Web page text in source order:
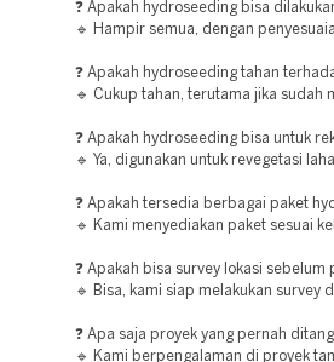
❓ Apakah hydroseeding bisa
🔹 Hampir semua, dengan
❓ Apakah hydroseeding tahan
🔹 Cukup tahan, terutama jika sudah
❓ Apakah hydroseeding bisa untuk
🔹 Ya, digunakan untuk revegetasi
❓ Apakah tersedia berbagai paket
🔹 Kami menyediakan paket sesuai
❓ Apakah bisa survey lokasi sebelum
🔹 Bisa, kami siap melakukan survey
❓ Apa saja proyek yang pernah
🔹 Kami berpengalaman di proyek